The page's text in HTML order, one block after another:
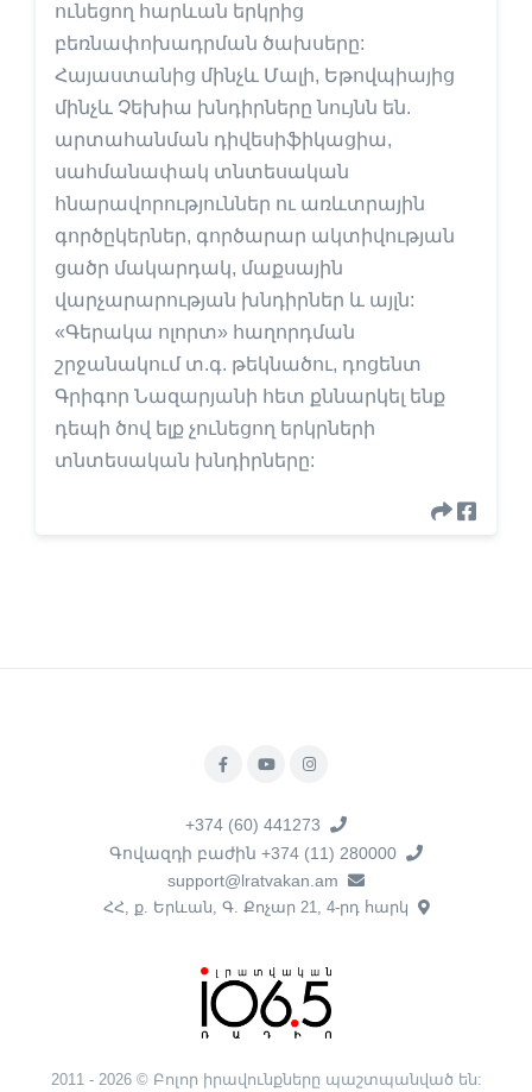
ունեցող հարևան երկրից
բեռնափոխադրման ծախսերը:
Հայաստանից մինչև Մալի, Եթովպիայից
մինչև Չեխիա խնդիրները նույնն են.
արտահանման դիվեսիֆիկացիա,
սահմանափակ տնտեսական
հնարավորություններ ու առևտրային
գործըկերներ, գործարար ակտիվության
ցածր մակարդակ, մաքսային
վարչարարության խնդիրներ և այլն:
«Գերակա ոլորտ» հաղորդման
շրջանակում տ.գ. թեկնածու, դոցենտ
Գրիգոր Նազարյանի հետ քննարկել ենք
դեպի ծով ելք չունեցող երկրների
տնտեսական խնդիրները:
+374 (60) 441273
Գովազդի բաժին +374 (11) 280000
support@lratvakan.am
ՀՀ, ք. Երևան, Գ. Քոչար 21, 4-րդ հարկ
2011 - 2026 © Բոլոր իրավունքները պաշտպանված են: